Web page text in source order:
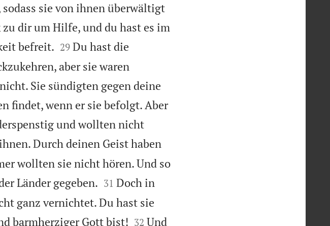
sie von ihnen überwältigt
dir um Hilfe, und du hast es im
befreit.
29 Du hast die
aber sie waren
Sie sündigten gegen deine
findet, wenn er sie befolgt. Aber
und wollten nicht
Durch deinen Geist haben
wollten sie nicht hören. Und so
Länder gegeben.
31 Doch in
ganz vernichtet. Du hast sie
barmherziger Gott bist!
32 Und